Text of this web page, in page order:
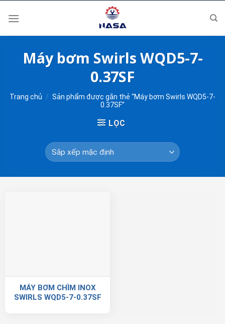
Máy bơm Swirls WQD5-7-
0.37SF
Trang chủ / Sản phẩm được gắn thẻ “Máy bơm Swirls WQD5-7-
0.37SF”
LỌC
MÁY BƠM CHÌM INOX
SWIRLS WQD5-7-0.37SF